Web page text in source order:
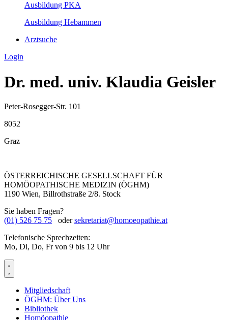
Ausbildung PKA
Ausbildung Hebammen
Arztsuche
Login
Dr. med. univ. Klaudia Geisler
Peter-Rosegger-Str. 101
8052
Graz
ÖSTERREICHISCHE GESELLSCHAFT FÜR
HOMÖOPATHISCHE MEDIZIN (ÖGHM)
1190 Wien, Billrothstraße 2/8. Stock
Sie haben Fragen?
(01) 526 75 75 odersekretariat@homoeopathie.at
Telefonische Sprechzeiten:
Mo, Di, Do, Fr von 9 bis 12 Uhr
Mitgliedschaft
ÖGHM: Über Uns
Bibliothek
Homöopathie